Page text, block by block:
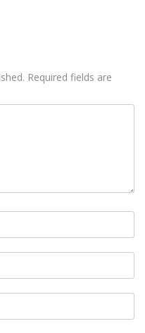
Required fields are